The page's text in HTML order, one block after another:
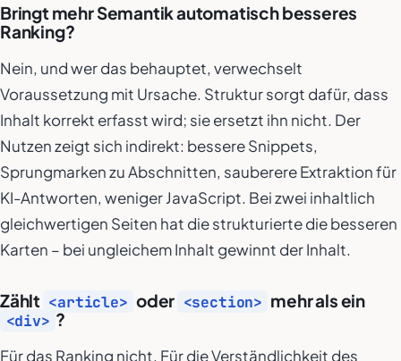
Bringt mehr Semantik automatisch besseres
Ranking?
Nein, und wer das behauptet, verwechselt
Voraussetzung mit Ursache. Struktur sorgt dafür, dass
Inhalt korrekt erfasst wird; sie ersetzt ihn nicht. Der
Nutzen zeigt sich indirekt: bessere Snippets,
Sprungmarken zu Abschnitten, sauberere Extraktion für
KI-Antworten, weniger JavaScript. Bei zwei inhaltlich
gleichwertigen Seiten hat die strukturierte die besseren
Karten – bei ungleichem Inhalt gewinnt der Inhalt.
Zählt <article> oder <section> mehr als ein
<div> ?
Für das Ranking nicht. Für die Verständlichkeit des